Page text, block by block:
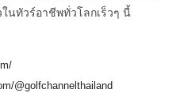
นทัวร์อาชีพทั่วโลกเร็วๆ นี้
@golfchannelthailand